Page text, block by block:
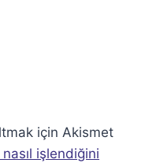
için Akismet
işlendiğini